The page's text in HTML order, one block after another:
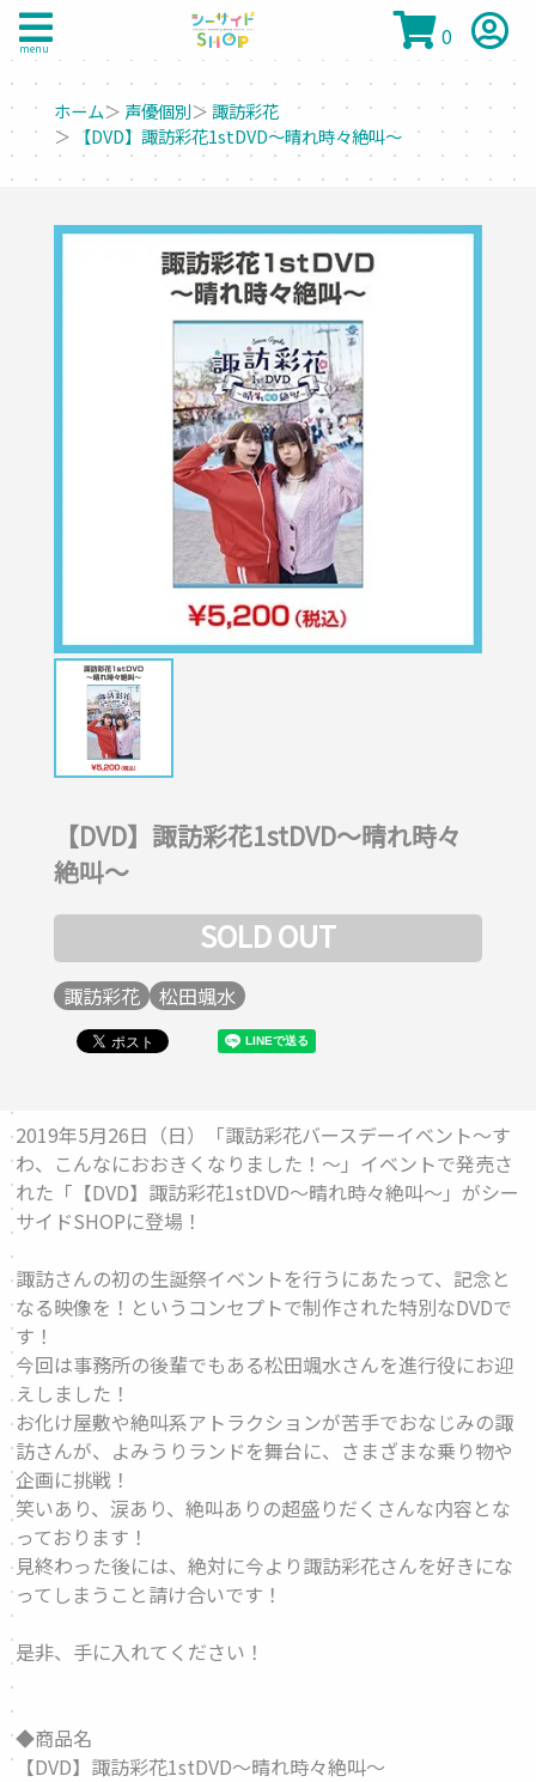
menu 0
ホーム＞ 声優個別＞諏訪彩花
＞ 【DVD】諏訪彩花1stDVD～晴れ時々絶叫～
【DVD】諏訪彩花1stDVD～晴れ時々
絶叫～
SOLD OUT
諏訪彩花 松田颯水
2019年5月26日（日）「諏訪彩花バースデーイベント～す
わ、こんなにおおきくなりました！～」イベントで発売さ
れた「【DVD】諏訪彩花1stDVD～晴れ時々絶叫～」がシー
サイドSHOPに登場！
諏訪さんの初の生誕祭イベントを行うにあたって、記念と
なる映像を！というコンセプトで制作された特別なDVDで
す！
今回は事務所の後輩でもある松田颯水さんを進行役にお迎
えしました！
お化け屋敷や絶叫系アトラクションが苦手でおなじみの諏
訪さんが、よみうりランドを舞台に、さまざまな乗り物や
企画に挑戦！
笑いあり、涙あり、絶叫ありの超盛りだくさんな内容とな
っております！
見終わった後には、絶対に今より諏訪彩花さんを好きにな
ってしまうこと請け合いです！
是非、手に入れてください！
◆商品名
【DVD】諏訪彩花1stDVD～晴れ時々絶叫～